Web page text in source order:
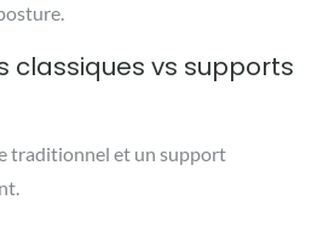
classiques vs supports
traditionnel et un support